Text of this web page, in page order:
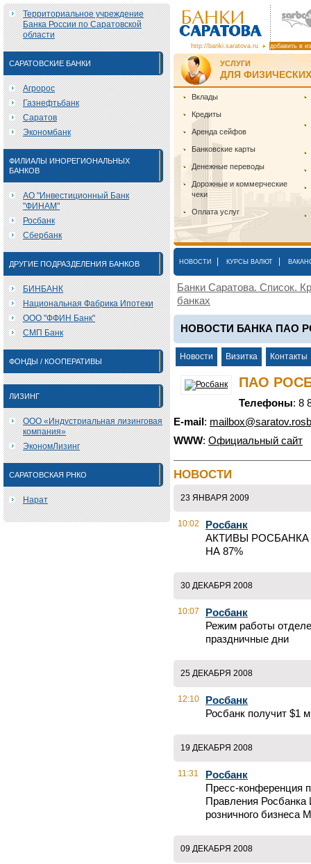
Территориальное учреждение
Банка России по Саратовской
области
САРАТОВСКИЕ БАНКИ
Агророс
Газнефтьбанк
Саратов
Экономбанк
ФИЛИАЛЫ ИНОРЕГИОНАЛЬНЫХ
БАНКОВ
АО "Инвестиционный Банк
"ФИНАМ"
Росбанк
Сбербанк
ДРУГИЕ ПОДРАЗДЕЛЕНИЯ БАНКОВ
БИНБАНК
Национальная Фабрика Ипотеки
ООО "ФФИН Банк"
СМП Банк
ФОНДЫ / КООПЕРАТИВЫ
ЛИЗИНГ
ООО «Индустриальная лизинговая
компания»
ЭкономЛизинг
САРАТОВСКАЯ РНКО
Нарат
http://banki.saratova.ru добавить в
УСЛУГИ
ДЛЯ
Вклады
Кредиты
Аренда сейфов
Банковские карты
Денежные переводы
Дорожные и коммерческие
чеки
Оплата услуг
НОВОСТИ КУРСЫ ВАЛЮТ
Банки Саратова. Список.
банках
НОВОСТИ БАНКА ПАО
Новости Визитка Контакты
ПАО
Телефоны: 8
E-mail :
WWW: Официальный сайт
НОВОСТИ
23 ЯНВАРЯ 2009
10:02
Росбанк
АКТИВЫ
НА 87%
30 ДЕКАБРЯ 2008
10:07
Росбанк
Режим работы
праздничные дни
25 ДЕКАБРЯ 2008
12:10
Росбанк
Росбанк получит $1
19 ДЕКАБРЯ 2008
11:31
Росбанк
Пресс-конференция
Правления Росбанка
розничного бизнеса
09 ДЕКАБРЯ 2008